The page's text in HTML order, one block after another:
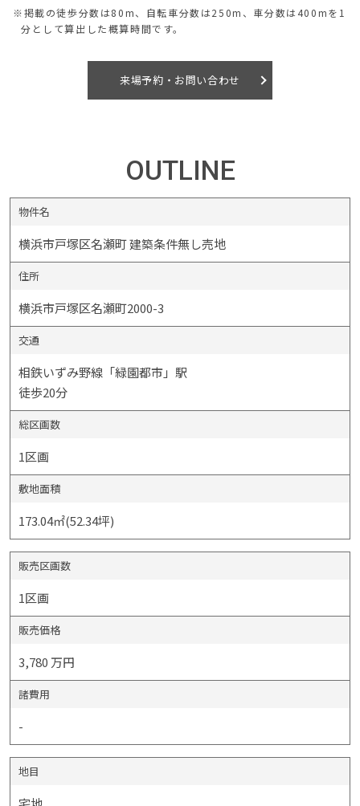
※掲載の徒歩分数は80m、自転車分数は250m、車分数は400mを1
分として算出した概算時間です。
来場予約・お問い合わせ
OUTLINE
物件名
横浜市戸塚区名瀬町 建築条件無し売地
住所
横浜市戸塚区名瀬町2000-3
交通
相鉄いずみ野線「緑園都市」駅
徒歩20分
総区画数
1区画
敷地面積
173.04㎡(52.34坪)
販売区画数
1区画
販売価格
3,780 万円
諸費用
-
地目